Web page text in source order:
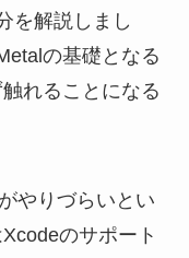
を解説しまし
の基礎となる
れることになる
やりづらいとい
のサポート